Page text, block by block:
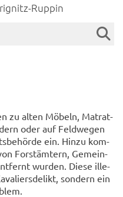
Ruppin
zu alten Mö­beln, Ma­trat­
oder auf Feld­we­gen
ein. Hinzu kom­
Forst­äm­tern, Ge­mein­
wur­den. Diese il­le­
son­dern ein